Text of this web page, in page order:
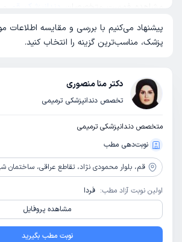
زیبایی قم
پیشنهاد می‌کنیم با بررسی و مقایسه
پزشک، مناسب‌ترین گزینه را انتخاب کنید.
دکتر منا منصوری
تخصص دندانپزشکی ترمیمی
متخصص دندانپزشکی ترمیمی
نوبت‌دهی مطب
قم، بلوار محمودی نژاد، تقاطع عراقی، ساختمان شهر پزشکان،
اولین نوبت آزاد مطب: فردا
مشاهده پروفایل
نوبت مطب بگیرید